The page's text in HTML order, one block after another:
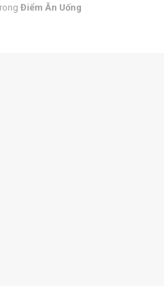
Điểm Ăn Uống